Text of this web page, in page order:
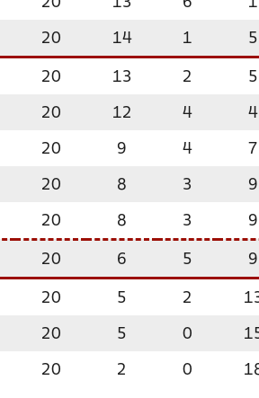
20 13 6 1
20 14 1 5
20 13 2 5
20 12 4 4
20 9 4 7
20 8 3 9
20 8 3 9
20 6 5 9
20 5 2
20 5 0
20 2 0